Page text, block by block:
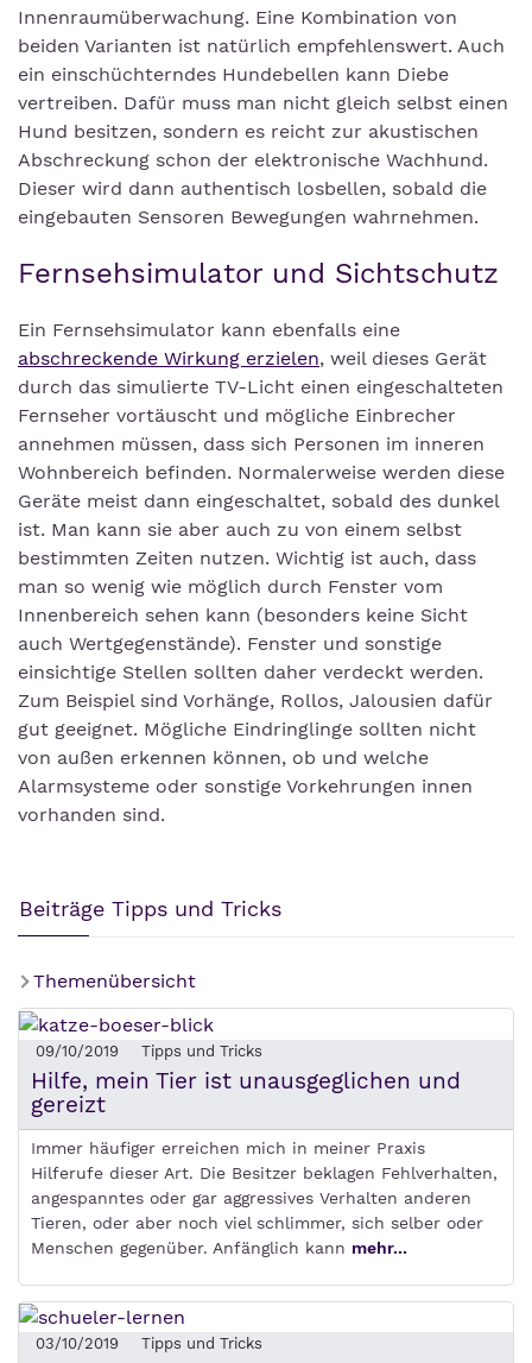
Innenraumüberwachung. Eine Kombination von
beiden Varianten ist natürlich empfehlenswert. Auch
ein einschüchterndes Hundebellen kann Diebe
vertreiben. Dafür muss man nicht gleich selbst einen
Hund besitzen, sondern es reicht zur akustischen
Abschreckung schon der elektronische Wachhund.
Dieser wird dann authentisch losbellen, sobald die
eingebauten Sensoren Bewegungen wahrnehmen.
Fernsehsimulator und Sichtschutz
Ein Fernsehsimulator kann ebenfalls eine
abschreckende Wirkung erzielen, weil dieses Gerät
durch das simulierte TV-Licht einen eingeschalteten
Fernseher vortäuscht und mögliche Einbrecher
annehmen müssen, dass sich Personen im inneren
Wohnbereich befinden. Normalerweise werden diese
Geräte meist dann eingeschaltet, sobald des dunkel
ist. Man kann sie aber auch zu von einem selbst
bestimmten Zeiten nutzen. Wichtig ist auch, dass
man so wenig wie möglich durch Fenster vom
Innenbereich sehen kann (besonders keine Sicht
auch Wertgegenstände). Fenster und sonstige
einsichtige Stellen sollten daher verdeckt werden.
Zum Beispiel sind Vorhänge, Rollos, Jalousien dafür
gut geeignet. Mögliche Eindringlinge sollten nicht
von außen erkennen können, ob und welche
Alarmsysteme oder sonstige Vorkehrungen innen
vorhanden sind.
Beiträge Tipps und Tricks
Themenübersicht
09/10/2019 Tipps und Tricks
Hilfe, mein Tier ist unausgeglichen und
gereizt
Immer häufiger erreichen mich in meiner Praxis
Hilferufe dieser Art. Die Besitzer beklagen Fehlverhalten,
angespanntes oder gar aggressives Verhalten anderen
Tieren, oder aber noch viel schlimmer, sich selber oder
Menschen gegenüber. Anfänglich kann mehr...
03/10/2019 Tipps und Tricks